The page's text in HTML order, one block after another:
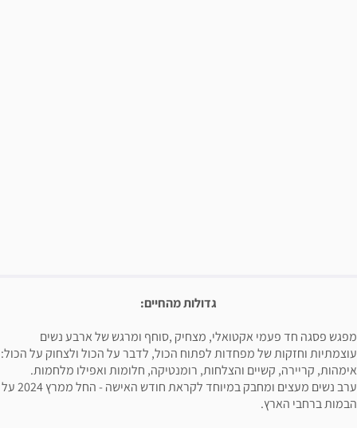
גדולות מהחיים:
מפגש פסגה חד פעמי אקטואלי, מצחיק ,סוחף ומרגש של ארבע נשים
עוצמתיות וחזקות של מפחדות לפתוח הכול, לדבר על הכול ולצחוק על הכול:
אימהות, קריירה, קשיים והצלחות, רומנטיקה, חלומות ואפילו מלחמות.
ערב נשים מעצים ומחבק במיוחד לקראת חודש האישה - החל ממרץ 2024 על
הבמות ברחבי הארץ.